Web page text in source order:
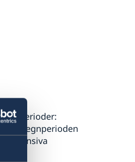
perioder:
och regnperioden
intensiva